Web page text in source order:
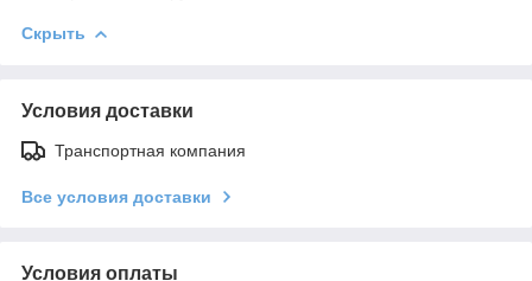
Скрыть
Условия доставки
Транспортная компания
Все условия доставки
Условия оплаты